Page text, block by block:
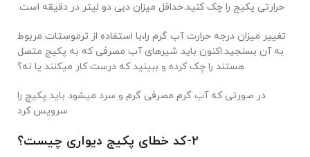
حرارتی پکیج را چک کنید.حداقل میزان دبی دو لیتر در دقیقه است.
تغییر میزان درجه حرارت آب گرم را،با استفاده از ترموستات مربوط
به آن بسنجید.اکنون باید شیرهای آب مصرفی که به پکیج متصل
هستند را چک کرده و ببینید که درست کار میکنند یا نه؟
در صورتی که آب گرم مصرفی گرم و سرد میشود باید پکیج را
سرویس کرد
2-کد خطای پکیج دیواری چیست؟